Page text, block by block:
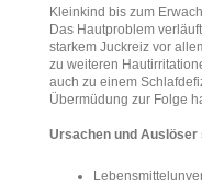
Kleinkind bis zum
Das Hautproblem
starkem Juckreiz vor
zu weiteren
auch zu einem
Übermüdung zur Folge
Ursachen und Auslöser